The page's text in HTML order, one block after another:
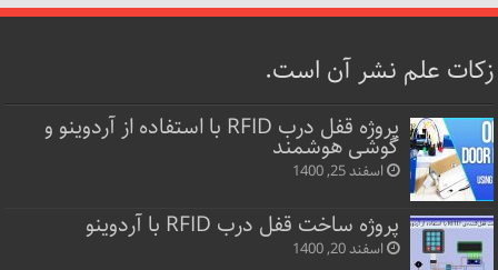
زکات علم نشر آن است.
پروژه قفل‌ درب RFID با استفاده از آردوینو و
گوشی هوشمند
اسفند 25, 1400
پروژه ساخت قفل‌ درب RFID با آردوینو
اسفند 20, 1400